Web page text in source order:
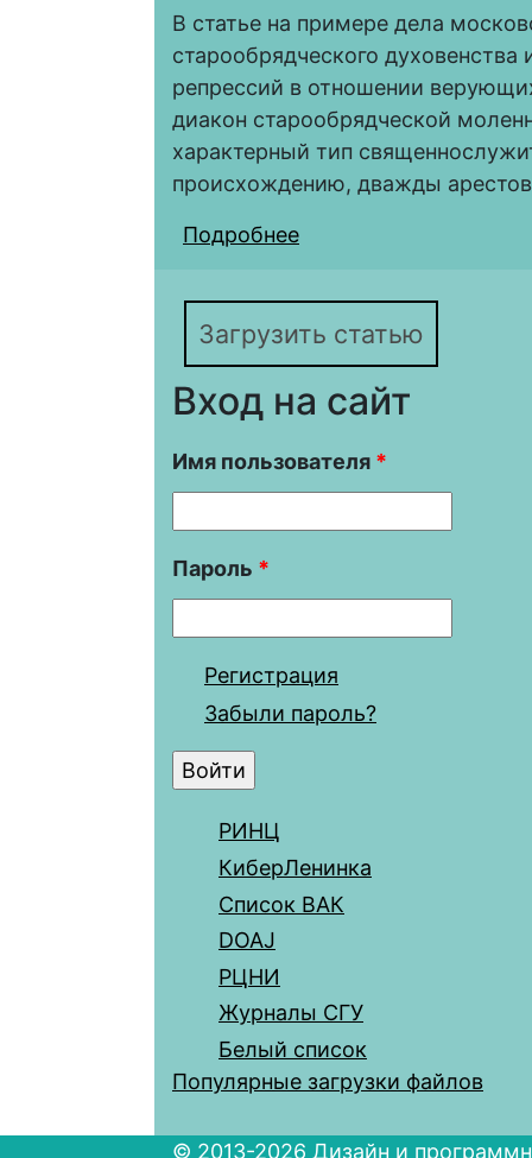
В статье на примере дела
старообрядческого
репрессий в отношении
диакон старообрядческой
характерный тип
происхождению, дважды
Подробнее
неокружнического
Загрузить статью
Вход на сайт
Имя пользователя *
Пароль *
Регистрация
Забыли пароль?
РИНЦ
КиберЛенинка
Список ВАК
DOAJ
РЦНИ
Журналы СГУ
Белый список
Популярные загрузки файлов
© 2013-2026 Дизайн и